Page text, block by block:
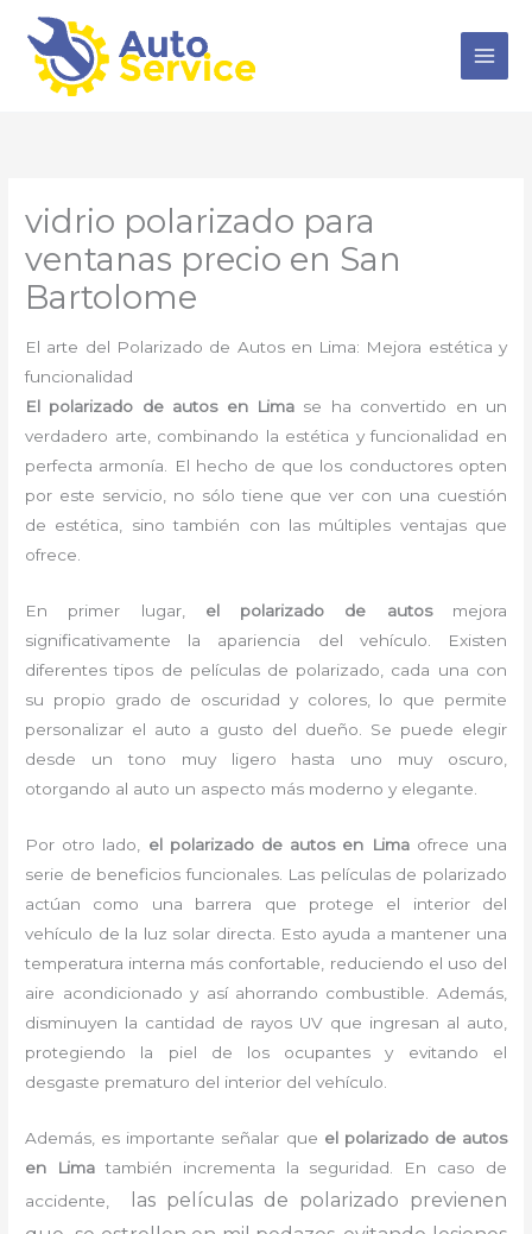
contenido
vidrio polarizado para
ventanas precio en San
Bartolome
El arte del Polarizado de Autos en Lima: Mejora estética y
funcionalidad
El polarizado de autos en Lima se ha convertido en un
verdadero arte, combinando la estética y funcionalidad en
perfecta armonía. El hecho de que los conductores opten
por este servicio, no sólo tiene que ver con una cuestión
de estética, sino también con las múltiples ventajas que
ofrece.
En primer lugar, el polarizado de autosmejora
significativamente la apariencia del vehículo. Existen
diferentes tipos de películas de polarizado, cada una con
su propio grado de oscuridad y colores, lo que permite
personalizar el auto a gusto del dueño. Se puede elegir
desde un tono muy ligero hasta uno muy oscuro,
otorgando al auto un aspecto más moderno y elegante.
Por otro lado, el polarizado de autos en Limaofrece una
serie de beneficios funcionales. Las películas de polarizado
actúan como una barrera que protege el interior del
vehículo de la luz solar directa. Esto ayuda a mantener una
temperatura interna más confortable, reduciendo el uso del
aire acondicionado y así ahorrando combustible. Además,
disminuyen la cantidad de rayos UV que ingresan al auto,
protegiendo la piel de los ocupantes y evitando el
desgaste prematuro del interior del vehículo.
Además, es importante señalar que el polarizado de autos
en Limatambién incrementa la seguridad. En caso de
accidente,
las películas de polarizado previenen